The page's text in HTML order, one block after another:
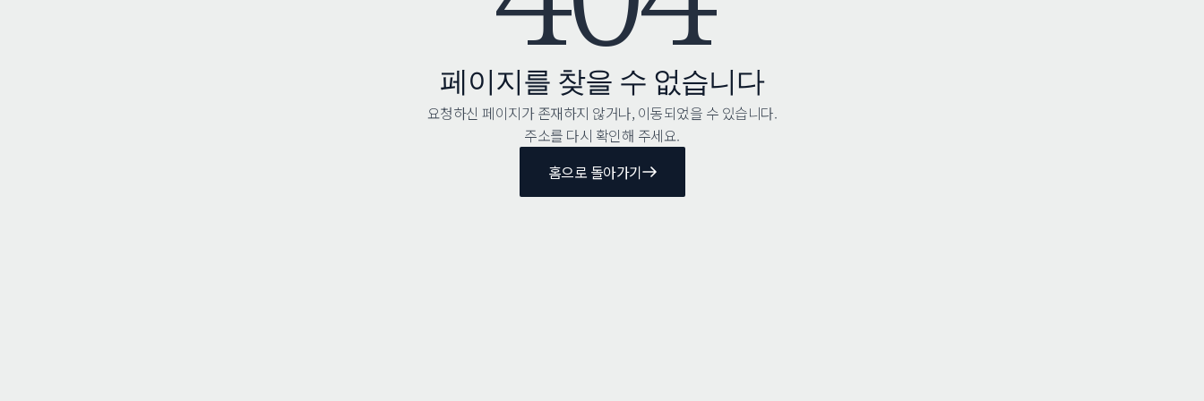
페이지를 찾을 수 없습니다
요청하신 페이지가 존재하지 않거나, 이동되었을 수 있습니다.
주소를 다시 확인해 주세요.
홈으로 돌아가기